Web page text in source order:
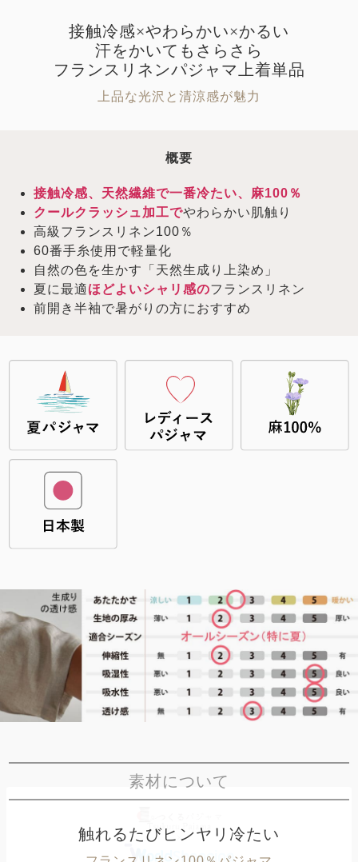
接触冷感×やわらかい×かるい
汗をかいてもさらさら
フランスリネンパジャマ上着単品
上品な光沢と清涼感が魅力
概要
接触冷感、天然繊維で一番冷たい、麻100％
クールクラッシュ加工でやわらかい肌触り
高級フランスリネン100％
60番手糸使用で軽量化
自然の色を生かす「天然生成り上染め」
夏に最適ほどよいシャリ感のフランスリネン
前開き半袖で暑がりの方におすすめ
素材について
触れるたびヒンヤリ冷たい